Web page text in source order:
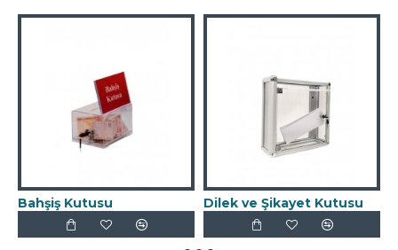
Bahşiş Kutusu Dilek ve Şikayet Kutusu